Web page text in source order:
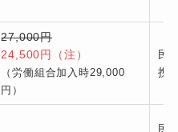
27,000円
24,500円（注）
（労働組合加入時29,000
円）
民
携
民